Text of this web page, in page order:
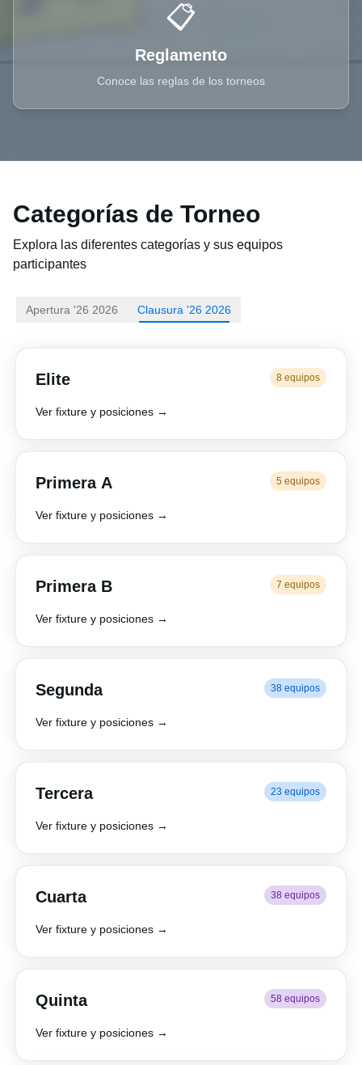
📋
Reglamento
Conoce las reglas de los torneos
Categorías de Torneo
Explora las diferentes categorías y sus equipos
participantes
Apertura '26 2026 Clausura '26 2026
Elite 8 equipos
Ver fixture y posiciones →
Primera A 5 equipos
Ver fixture y posiciones →
Primera B 7 equipos
Ver fixture y posiciones →
Segunda 38 equipos
Ver fixture y posiciones →
Tercera 23 equipos
Ver fixture y posiciones →
Cuarta 38 equipos
Ver fixture y posiciones →
Quinta 58 equipos
Ver fixture y posiciones →